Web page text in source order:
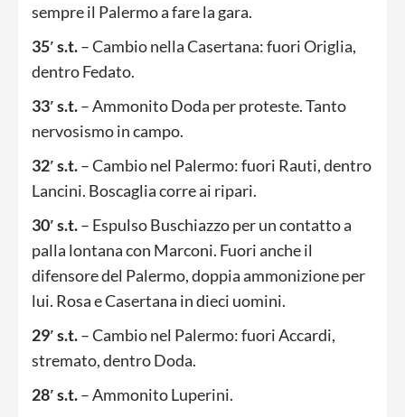
sempre il Palermo a fare la gara.
35′ s.t.– Cambio nella Casertana: fuori Origlia,
dentro Fedato.
33′ s.t.– Ammonito Doda per proteste. Tanto
nervosismo in campo.
32′ s.t.– Cambio nel Palermo: fuori Rauti, dentro
Lancini. Boscaglia corre ai ripari.
30′ s.t.– Espulso Buschiazzo per un contatto a
palla lontana con Marconi. Fuori anche il
difensore del Palermo, doppia ammonizione per
lui. Rosa e Casertana in dieci uomini.
29′ s.t.– Cambio nel Palermo: fuori Accardi,
stremato, dentro Doda.
28′ s.t.– Ammonito Luperini.